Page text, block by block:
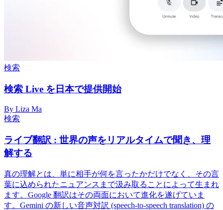
検索
検索 Live を日本で提供開始
By Liza Ma
検索
ライブ翻訳 : 世界の声をリアルタイムで聞き、理
解する
真の理解とは、単に相手が何を言ったかだけでなく、その言
葉に込められたニュアンスまで汲み取ることによって生まれ
ます。Google 翻訳はその両面において進化を遂げていま
す。Gemini の新しい音声対訳 (speech-to-speech translation) の